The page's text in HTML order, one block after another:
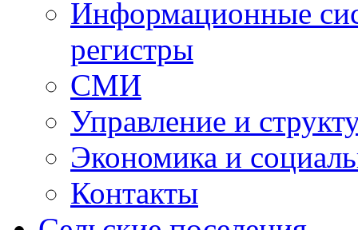
Информационные
регистры
СМИ
Управление и
Экономика и
Контакты